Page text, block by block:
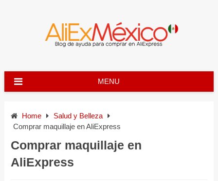
MENU
Home
Salud y Belleza
Comprar maquillaje en AliExpress
Comprar maquillaje en
AliExpress